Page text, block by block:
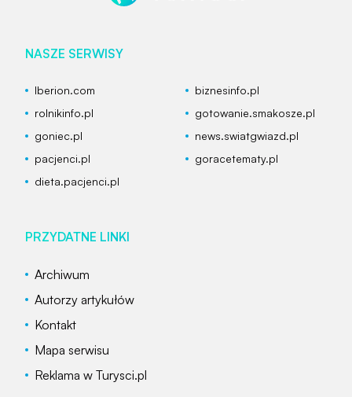
NASZE SERWISY
Iberion.com
biznesinfo.pl
rolnikinfo.pl
gotowanie.smakosze.pl
goniec.pl
news.swiatgwiazd.pl
pacjenci.pl
goracetematy.pl
dieta.pacjenci.pl
PRZYDATNE LINKI
Archiwum
Autorzy artykułów
Kontakt
Mapa serwisu
Reklama w Turysci.pl